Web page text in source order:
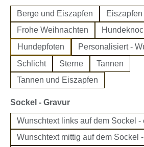
Berge und Eiszapfen
Eiszapfen
Frohe Weihnachten
Hundepfoten
Personalisiert -
Schlicht
Sterne
Tannen
Tannen und Eiszapfen
Sockel - Gravurauswählen
Wunschtext links auf dem Sockel
Wunschtext mittig auf dem Sockel